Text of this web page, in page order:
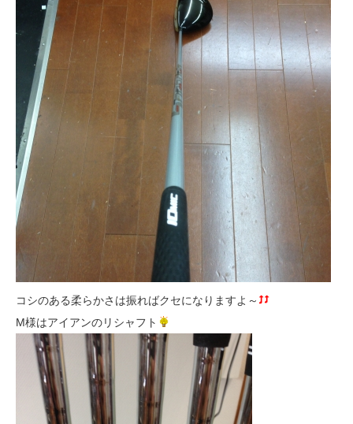
コシのある柔らかさは振ればクセになりますよ～
M様はアイアンのリシャフト